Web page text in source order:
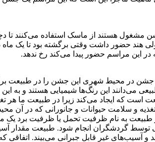
هستند از ماسک‌ استفاده می‌کنند تا
حضور داشت وقتی برگشته بود تا یک
این مراسم حضور پیدا می‌کند رخ ندهد.
در محیط شهری این جشن را در طبیعت
می‌دانند این رنگ‌ها شیمیایی هستند و به
است که ایجاد می‌کند زیرا در طبیعت ما هر
و سلامت حیوانات و جانورانی که در آن
به نام ظرفیت تحمل یا ظرفیت برد یک
گردشگران انجام شود. طبیعت مقدار
و آسیب‌های غیر قابل جبرانی می‌بیند.